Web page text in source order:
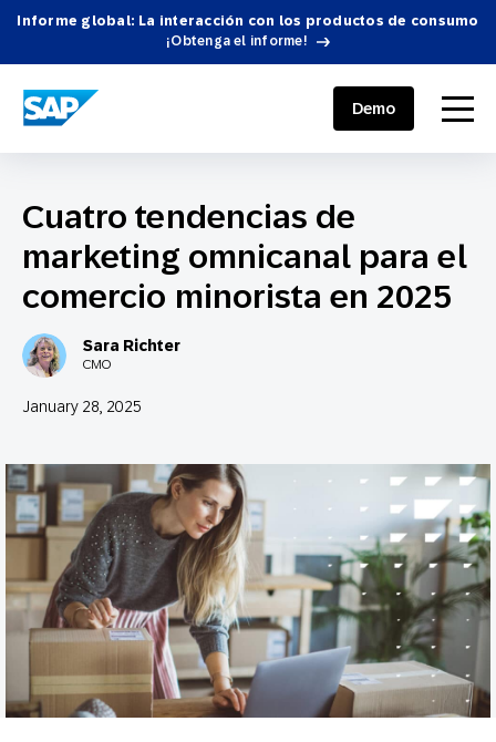
Informe global: La interacción con los productos de consumo
¡Obtenga el informe!
SAP ENGAGEMENT CLOUD menu
Demo
Cuatro tendencias de
marketing omnicanal para el
comercio minorista en 2025
Sara Richter
CMO
January 28, 2025